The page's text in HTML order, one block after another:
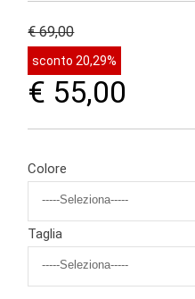
€ 69,00
sconto 20,29%
€ 55,00
Colore
Taglia